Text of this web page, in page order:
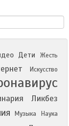
Дети
Жесть
Искусство
Ликбез
Музыка Наука